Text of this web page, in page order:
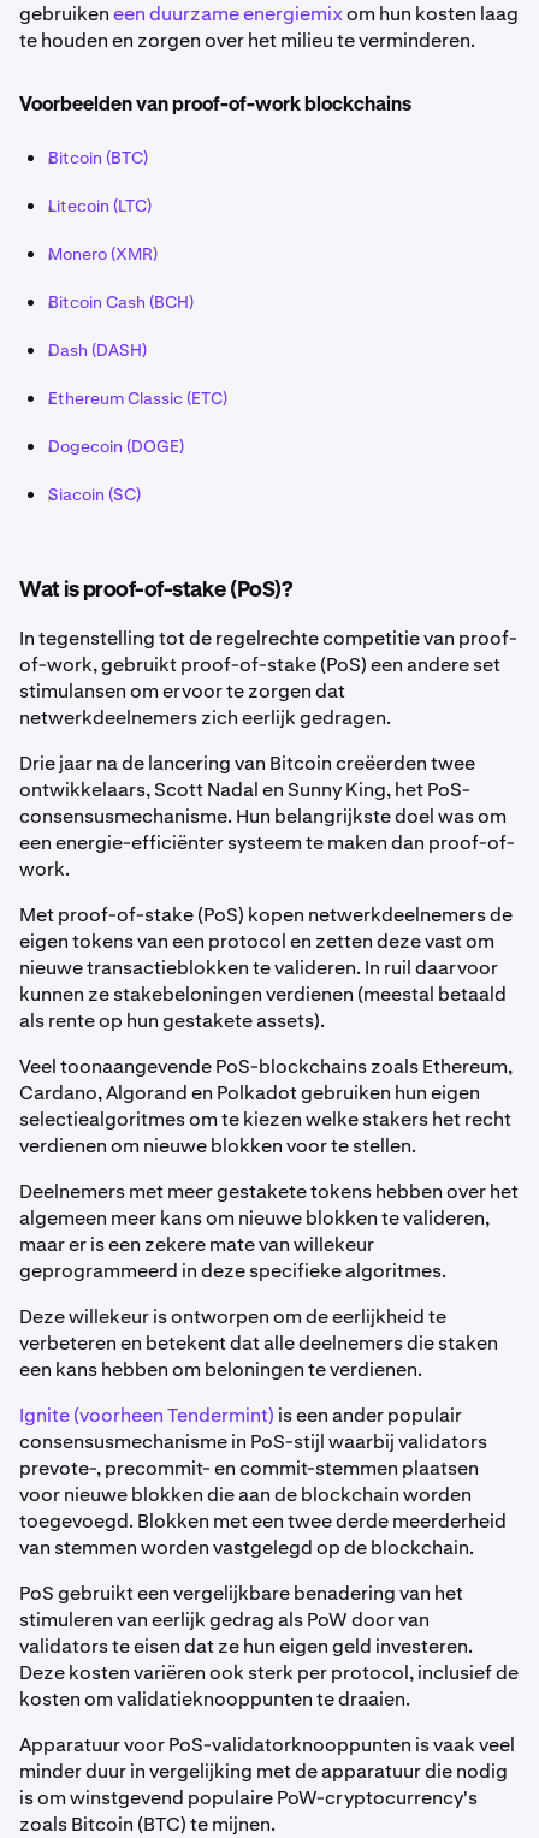
gebruikeneen duurzame energiemixom hun kosten laag
te houden en zorgen over het milieu te verminderen.
Voorbeelden van proof-of-work blockchains
Bitcoin (BTC)
Litecoin (LTC)
Monero (XMR)
Bitcoin Cash (BCH)
Dash (DASH)
Ethereum Classic (ETC)
Dogecoin (DOGE)
Siacoin (SC)
Wat is proof-of-stake (PoS)?
In tegenstelling tot de regelrechte competitie van proof-
of-work, gebruikt proof-of-stake (PoS) een andere set
stimulansen om ervoor te zorgen dat
netwerkdeelnemers zich eerlijk gedragen.
Drie jaar na de lancering van Bitcoin creëerden twee
ontwikkelaars, Scott Nadal en Sunny King, het PoS-
consensusmechanisme. Hun belangrijkste doel was om
een energie-efficiënter systeem te maken dan proof-of-
work.
Met proof-of-stake (PoS) kopen netwerkdeelnemers de
eigen tokens van een protocol en zetten deze vast om
nieuwe transactieblokken te valideren. In ruil daarvoor
kunnen ze stakebeloningen verdienen (meestal betaald
als rente op hun gestakete assets).
Veel toonaangevende PoS-blockchains zoals Ethereum,
Cardano, Algorand en Polkadot gebruiken hun eigen
selectiealgoritmes om te kiezen welke stakers het recht
verdienen om nieuwe blokken voor te stellen.
Deelnemers met meer gestakete tokens hebben over het
algemeen meer kans om nieuwe blokken te valideren,
maar er is een zekere mate van willekeur
geprogrammeerd in deze specifieke algoritmes.
Deze willekeur is ontworpen om de eerlijkheid te
verbeteren en betekent dat alle deelnemers die staken
een kans hebben om beloningen te verdienen.
Ignite (voorheen Tendermint) is een ander populair
consensusmechanisme in PoS-stijl waarbij validators
prevote-, precommit- en commit-stemmen plaatsen
voor nieuwe blokken die aan de blockchain worden
toegevoegd. Blokken met een twee derde meerderheid
van stemmen worden vastgelegd op de blockchain.
PoS gebruikt een vergelijkbare benadering van het
stimuleren van eerlijk gedrag als PoW door van
validators te eisen dat ze hun eigen geld investeren.
Deze kosten variëren ook sterk per protocol, inclusief de
kosten om validatieknooppunten te draaien.
Apparatuur voor PoS-validatorknooppunten is vaak veel
minder duur in vergelijking met de apparatuur die nodig
is om winstgevend populaire PoW-cryptocurrency's
zoals Bitcoin (BTC) te mijnen.